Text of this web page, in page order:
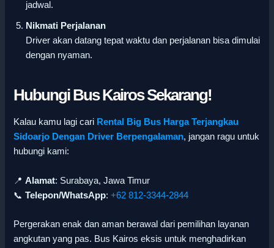
jadwal.
Nikmati Perjalanan
Driver akan datang tepat waktu dan perjalanan bisa dimulai
dengan nyaman.
Hubungi Bus Kairos Sekarang!
Kalau kamu lagi cari Rental Big Bus Harga Terjangkau
Sidoarjo Dengan Driver Berpengalaman, jangan ragu untuk
hubungi kami:
📍Alamat: Surabaya, Jawa Timur
📞Telepon/WhatsApp:+62 812-3344-2844
Pergerakan enak dan aman berawal dari pemilihan layanan
angkutan yang pas. Bus Kairos eksis untuk menghadirkan